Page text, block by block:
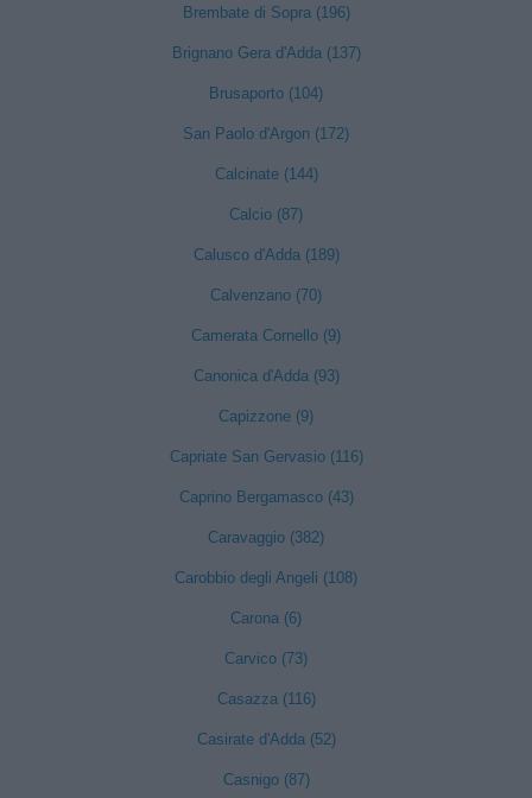
Brembate di Sopra (196)
Brignano Gera d'Adda (137)
Brusaporto (104)
San Paolo d'Argon (172)
Calcinate (144)
Calcio (87)
Calusco d'Adda (189)
Calvenzano (70)
Camerata Cornello (9)
Canonica d'Adda (93)
Capizzone (9)
Capriate San Gervasio (116)
Caprino Bergamasco (43)
Caravaggio (382)
Carobbio degli Angeli (108)
Carona (6)
Carvico (73)
Casazza (116)
Casirate d'Adda (52)
Casnigo (87)